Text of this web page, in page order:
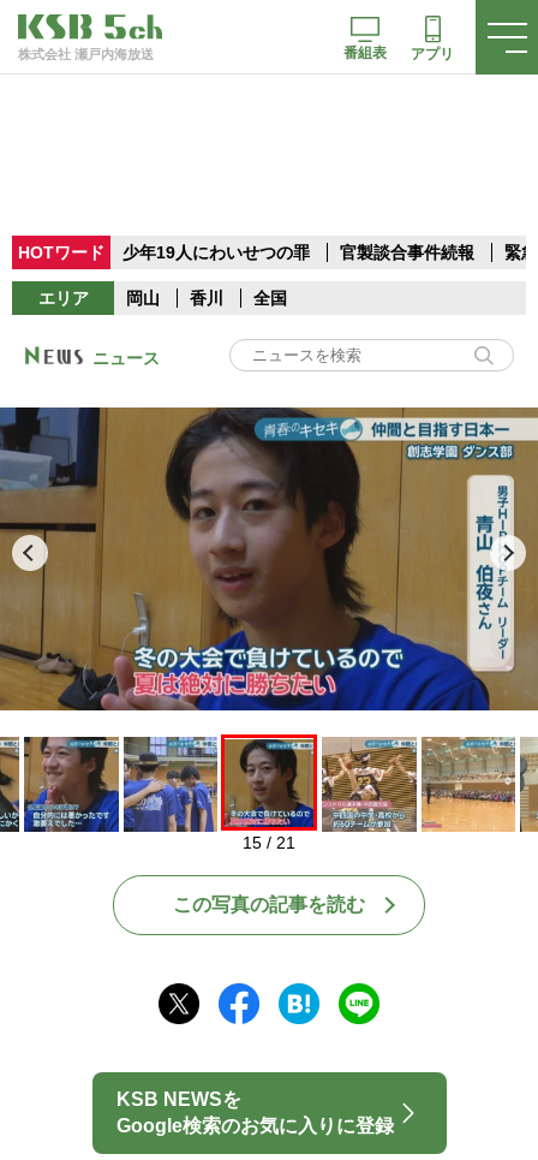
株式会社 瀬戸内海放送 番組表 アプリ
HOTワード 少年19人にわいせつの罪 官製談合事件続報 緊
エリア 岡山 香川 全国
ニュース
15 / 21
この写真の記事を読む
KSB NEWSを
Google検索のお気に入りに登録